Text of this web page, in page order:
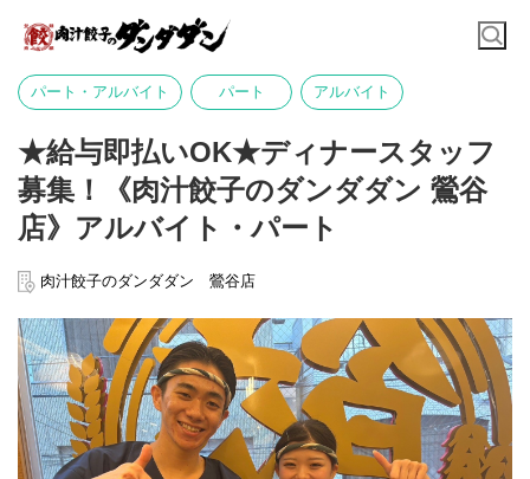
パート・アルバイト パート アルバイト
★給与即払いOK★ディナースタッフ
募集！《肉汁餃子のダンダダン 鶯谷
店》アルバイト・パート
肉汁餃子のダンダダン 鶯谷店